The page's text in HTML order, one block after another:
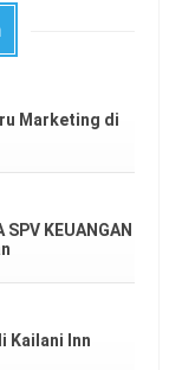
Marketing di
SPV KEUANGAN
Kailani Inn